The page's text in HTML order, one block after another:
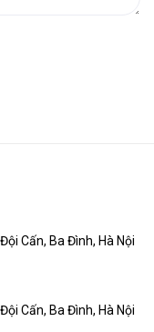
Cấn, Ba Đình, Hà Nội
Cấn, Ba Đình, Hà Nội